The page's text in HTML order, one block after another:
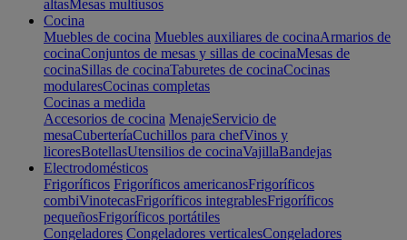
altasMesas multiusos
Cocina
Muebles de cocina Muebles auxiliares de cocinaArmarios de
cocinaConjuntos de mesas y sillas de cocinaMesas de
cocinaSillas de cocinaTaburetes de cocinaCocinas
modularesCocinas completas
Cocinas a medida
Accesorios de cocina MenajeServicio de
mesaCuberteríaCuchillos para chefVinos y
licoresBotellasUtensilios de cocinaVajillaBandejas
Electrodomésticos
Frigoríficos Frigoríficos americanosFrigoríficos
combiVinotecasFrigoríficos integrablesFrigoríficos
pequeñosFrigoríficos portátiles
Congeladores Congeladores verticalesCongeladores